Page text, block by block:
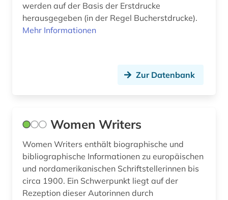
kritische ausgabe (2)
kroatien (1)
kulturwissenschaften (8)
kunststoffe (1)
kurden (1)
werden auf der Basis der Erstdrucke
herausgegeben (in der Regel Bucherstdrucke).
Mehr Informationen
Zur Datenbank
Women Writers
Women Writers enthält biographische und
bibliographische Informationen zu europäischen
und nordamerikanischen Schriftstellerinnen bis
circa 1900. Ein Schwerpunkt liegt auf der
Rezeption dieser Autorinnen durch